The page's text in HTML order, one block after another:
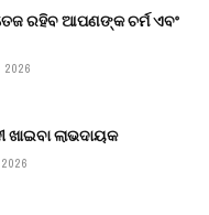
ରହିବ ଆପଣଙ୍କ ଚର୍ମ ଏବଂ
2026
ଖାଇବା ଲାଭଦାୟକ